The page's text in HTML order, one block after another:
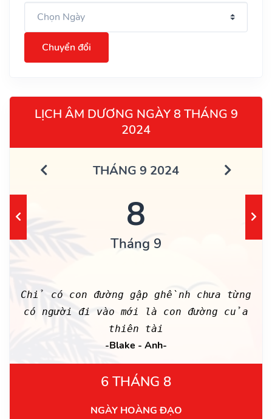
Chuyển đổi
LỊCH ÂM DƯƠNG NGÀY 8 THÁNG 9
2024
THÁNG 9 2024
8
Tháng 9
Chỉ có con đường gập ghềnh chưa từng
có người đi vào mới là con đường của
thiên tài
-Blake - Anh-
6 THÁNG 8
NGÀY HOÀNG ĐẠO